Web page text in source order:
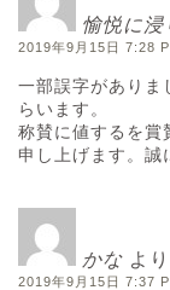
愉悦に浸
2019年9月15日 7:28
一部誤字がありま
らいます。
称賛に値するを賞
申し上げます。誠
かな よ
2019年9月15日 7:37